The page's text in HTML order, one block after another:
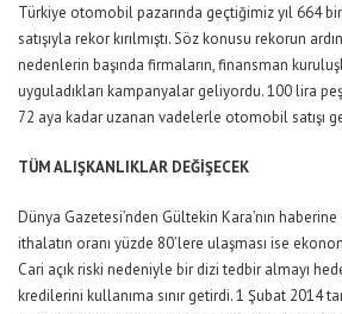
Türkiye otomobil pazarında geçtiğimiz yıl 664
satışıyla rekor kırılmıştı. Söz konusu rekorun
nedenlerin başında firmaların, finansman
uyguladıkları kampanyalar geliyordu. 100 lira
72 aya kadar uzanan vadelerle otomobil satışı
TÜM ALIŞKANLIKLAR DEĞİŞECEK
Dünya Gazetesi’nden Gültekin Kara’nın
ithalatın oranı yüzde 80’lere ulaşması ise
Cari açık riski nedeniyle bir dizi tedbir almayı
kredilerini kullanıma sınır getirdi. 1 Şubat 2014